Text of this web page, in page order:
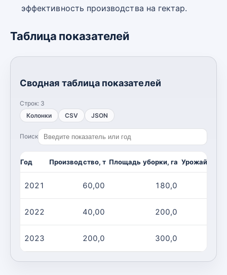
эффективность производства на гектар.
Таблица показателей
Сводная таблица показателей
Строк: 3
Колонки
CSV JSON
Поиск
Год Производство, т Площадь уборки, га
2021 60,00 180,0
2022 40,00 200,0
2023 200,0 300,0